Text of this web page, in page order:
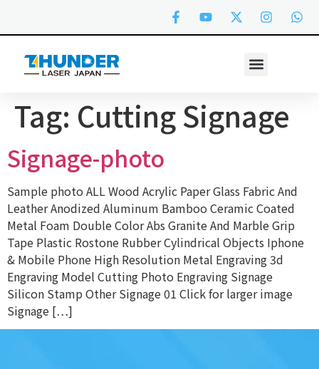
Tag: Cutting Signage
Signage-photo
Sample photo ALL Wood Acrylic Paper Glass Fabric And
Leather Anodized Aluminum Bamboo Ceramic Coated
Metal Foam Double Color Abs Granite And Marble Grip
Tape Plastic Rostone Rubber Cylindrical Objects Iphone
& Mobile Phone High Resolution Metal Engraving 3d
Engraving Model Cutting Photo Engraving Signage
Silicon Stamp Other Signage 01 Click for larger image
Signage […]